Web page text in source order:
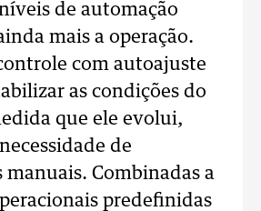
de automação
mais a operação.
com autoajuste
as condições do
que ele evolui,
de
Combinadas a
predefinidas